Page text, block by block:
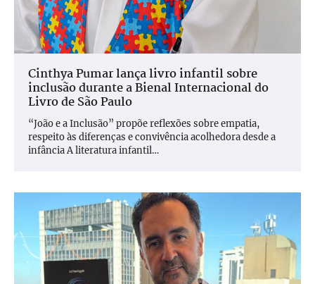
Cinthya Pumar lança livro infantil sobre
inclusão durante a Bienal Internacional do
Livro de São Paulo
“João e a Inclusão” propõe reflexões sobre empatia,
respeito às diferenças e convivência acolhedora desde a
infância A literatura infantil…